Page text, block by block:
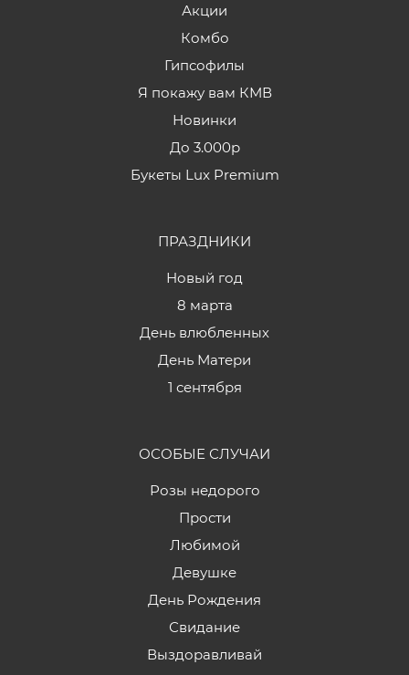
Акции
Комбо
Гипсофилы
Я покажу вам КМВ
Новинки
До 3.000р
Букеты Lux Premium
ПРАЗДНИКИ
Новый год
8 марта
День влюбленных
День Матери
1 сентября
ОСОБЫЕ СЛУЧАИ
Розы недорого
Прости
Любимой
Девушке
День Рождения
Свидание
Выздоравливай